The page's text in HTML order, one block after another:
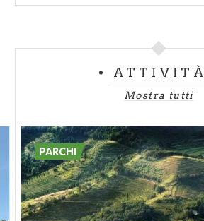
ATTIVITÀ
Mostra tutti
PARCHI